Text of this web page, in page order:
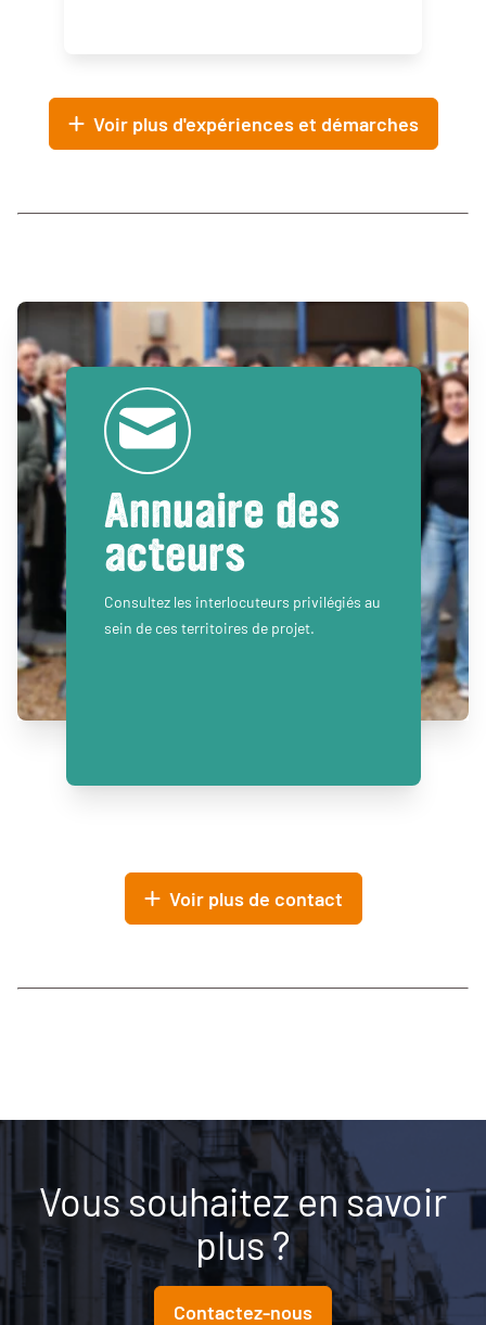
Voir plus d'expériences et démarches
Annuaire des
acteurs
Consultez les interlocuteurs privilégiés au
sein de ces territoires de projet.
Voir plus de contact
Vous souhaitez en savoir
plus ?
Contactez-nous